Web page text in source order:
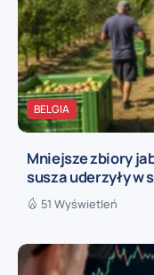
BELGIA
Mniejsze zbiory
susza uderzyły w
51 Wyświetleń